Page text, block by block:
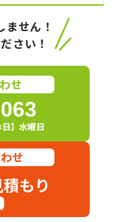
せん！
さい！
せ
】水曜日
せ
もり